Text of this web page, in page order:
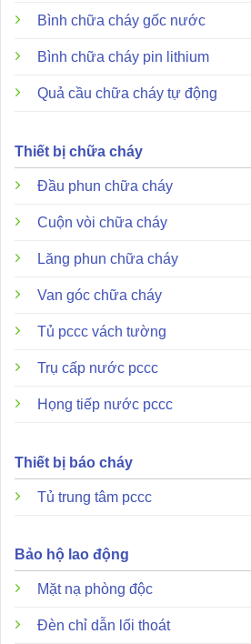
Dòng điện báo động
Dòng điện chờ ở 24V
DC 470Ω
Nhiệt độ môi trường
xung quanh
Vật liệu Nhựa chống cháy
Kích thước
102mm (Đường
Cân nặng 130g
Màu sắc Trắng
Khu vực cảnh báo hiệu quả
Dưới 4 triệu
Thông tin đặt hàng
3 dây với đầu ra chỉ báo từ
Q01-4 4 dây có đầu ra rơle
Bình chữa cháy gốc nước
Bình chữa cháy pin lithium
Quả cầu chữa cháy tự động
Thiết bị chữa cháy
Đầu phun chữa cháy
Cuộn vòi chữa cháy
Lăng phun chữa cháy
Van góc chữa cháy
Tủ pccc vách tường
Trụ cấp nước pccc
Họng tiếp nước pccc
Thiết bị báo cháy
Tủ trung tâm pccc
Bảo hộ lao động
Mặt nạ phòng độc
Đèn chỉ dẫn lối thoát